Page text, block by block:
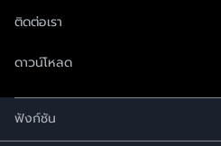
ติดต่อเรา
ดาวน์โหลด
ฟังก์ชัน